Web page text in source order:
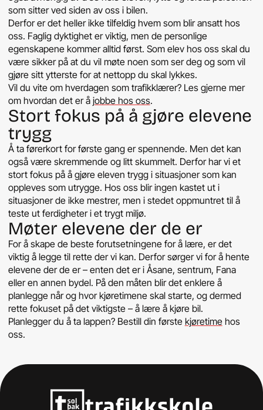
som sitter ved siden av oss i bilen.
Derfor er det heller ikke tilfeldig hvem som blir ansatt hos
oss. Faglig dyktighet er viktig, men de personlige
egenskapene kommer alltid først. Som elev hos oss skal du
være sikker på at du vil møte noen som ser deg og som vil
gjøre sitt ytterste for at nettopp du skal lykkes.
Vil du vite om hverdagen som trafikklærer? Les gjerne mer
om hvordan det er å jobbe hos oss.
Stort fokus på å gjøre elevene
trygg
Å ta førerkort for første gang er spennende. Men det kan
også være skremmende og litt skummelt. Derfor har vi et
stort fokus på å gjøre eleven trygg i situasjoner som kan
oppleves som utrygge. Hos oss blir ingen kastet ut i
situasjoner de ikke mestrer, men i stedet oppmuntret til å
teste ut ferdigheter i et trygt miljø.
Møter elevene der de er
For å skape de beste forutsetningene for å lære, er det
viktig å legge til rette der vi kan. Derfor sørger vi for å hente
elevene der de er – enten det er i Åsane, sentrum, Fana
eller en annen bydel. På den måten blir det enklere å
planlegge når og hvor kjøretimene skal starte, og dermed
rette fokuset på det viktigste – å lære å kjøre bil.
Planlegger du å ta lappen? Bestill din første kjøretimehos
oss.